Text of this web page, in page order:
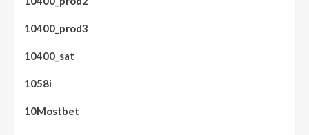
10400_prod3
10400_sat
1058i
10Mostbet